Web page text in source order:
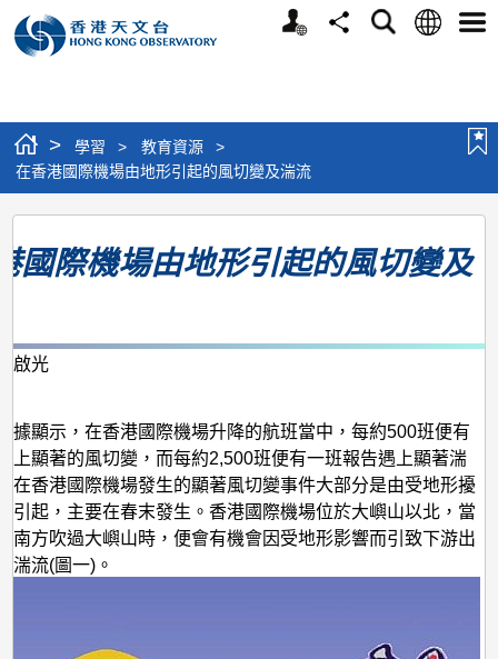
個
分
搜
語
選
> 學習 > 教育資源
>
在香港國際機場由地形引起的風切變及湍流
在
香
際
場
由
地
形
引
國際機場由地形引起的風切變及
啟光
據顯示，在香港國際機場升降的航班當中，每約500班便有
上顯著的風切變，而每約2,500班便有一班報告遇上顯著湍
在香港國際機場發生的顯著風切變事件大部分是由受地形擾
引起，主要在春末發生。香港國際機場位於大嶼山以北，當
南方吹過大嶼山時，便會有機會因受地形影響而引致下游出
湍流(圖一)。